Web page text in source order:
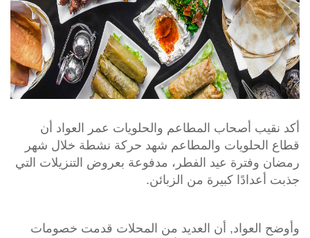
أكد نقيب أصحاب المطاعم والحلويات عمر العواد أن
قطاع الحلويات والمطاعم شهد حركة نشطة خلال شهر
رمضان وفترة عيد الفطر، مدفوعة بعروض التنزيلات التي
جذبت أعدادًا كبيرة من الزبائن.
وأوضح العواد, أن العديد من المحلات قدمت خصومات